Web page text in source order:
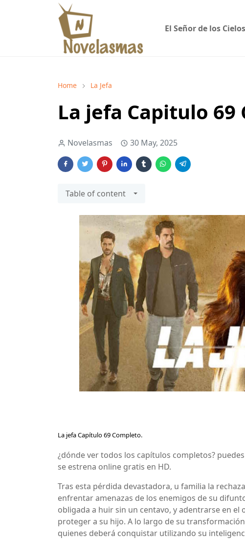
El Señor de los
Home La Jefa
La jefa Capitulo 69
Novelasmas 30 May, 2025
Table of content
La jefa Capítulo 69 Completo.
¿dónde ver todos los capítulos completos?
se estrena online gratis en HD.
Tras esta pérdida devastadora, u familia la
enfrentar amenazas de los enemigos de su
obligada a huir sin un centavo, y adentrarse en
proteger a su hijo. A lo largo de su
quienes deberá conquistar utilizando su